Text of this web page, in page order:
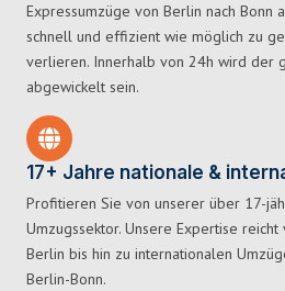
Expressumzüge von Berlin nach Bonn
schnell und effizient wie möglich zu
verlieren. Innerhalb von 24h wird der
abgewickelt sein.
17+ Jahre nationale &
Profitieren Sie von unserer über 17-
Umzugssektor. Unsere Expertise
Berlin bis hin zu internationalen
Berlin-Bonn.